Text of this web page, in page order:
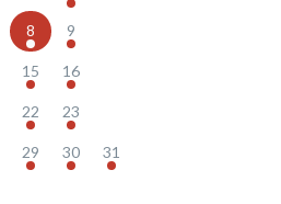
8 9
15 16
22 23
29 30 31